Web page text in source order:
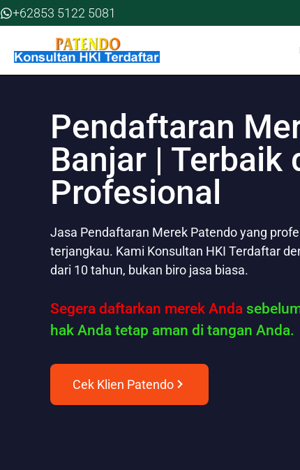
Skip
to
+62853 5122 5081
Pendaftaran
Banjar | Terbaik
Profesional
Jasa Pendaftaran Merek Patendo yang
terjangkau. Kami Konsultan HKI Terdaftar
dari 10 tahun, bukan biro jasa biasa.
Segera daftarkan merek Anda
hak Anda tetap aman di tangan Anda.
Cek Klien Patendo